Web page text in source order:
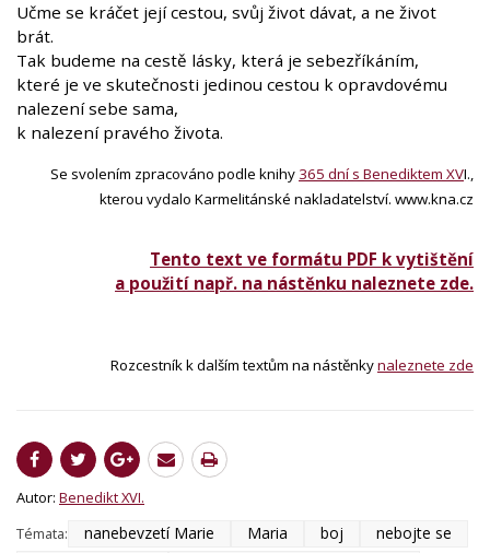
Učme se kráčet její cestou, svůj život dávat, a ne život
brát.
Tak budeme na cestě lásky, která je sebezříkáním,
které je ve skutečnosti jedinou cestou k opravdovému
nalezení sebe sama,
k nalezení pravého života.
Se svolením zpracováno podle knihy 365 dní s Benediktem XVI.,
kterou vydalo Karmelitánské nakladatelství. www.kna.cz
Tento text ve formátu PDF k vytištění
a použití např. na nástěnku naleznete zde.
Rozcestník k dalším textům na nástěnkynaleznete zde
Autor: Benedikt XVI.
Témata:
nanebevzetí Marie Maria boj
nebojte se